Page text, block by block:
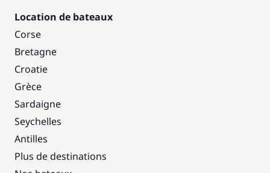
Location de bateaux
Corse
Bretagne
Croatie
Grèce
Sardaigne
Seychelles
Antilles
Plus de destinations